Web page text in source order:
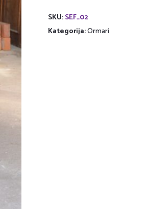
SKU:SEF_02
Kategorija:Ormari